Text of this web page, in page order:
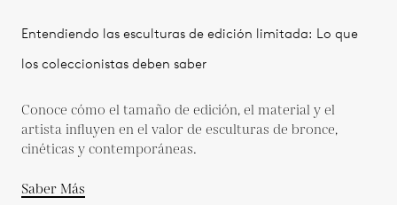
Entendiendo las esculturas de edición limitada: Lo que
los coleccionistas deben saber
Conoce cómo el tamaño de edición, el material y el
artista influyen en el valor de esculturas de bronce,
cinéticas y contemporáneas.
Saber Más